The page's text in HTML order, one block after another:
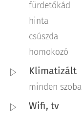
fürdetőkád
hinta
csúszda
homokozó
Klimatizált
minden szoba
Wifi, tv